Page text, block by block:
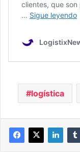
logística